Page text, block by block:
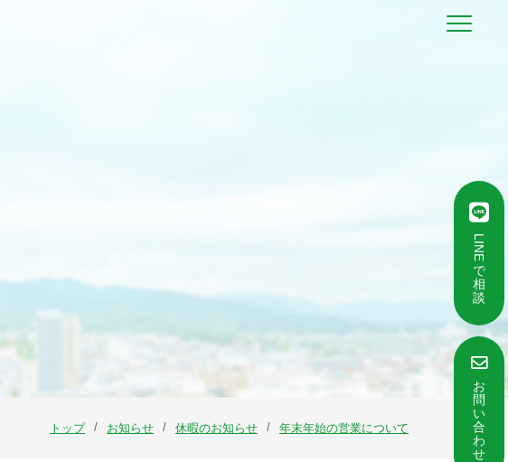
LINE
で
相
談
お
問
い
合
わ
せ
トップ お知らせ 休暇のお知らせ 年末年始の営業について